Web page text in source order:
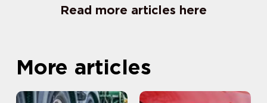
Read more articles here
More articles